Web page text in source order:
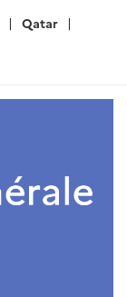
Qatar